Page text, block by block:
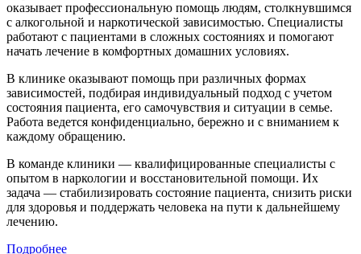
оказывает профессиональную помощь людям, столкнувшимся
с алкогольной и наркотической зависимостью. Специалисты
работают с пациентами в сложных состояниях и помогают
начать лечение в комфортных домашних условиях.
В клинике оказывают помощь при различных формах
зависимостей, подбирая индивидуальный подход с учетом
состояния пациента, его самочувствия и ситуации в семье.
Работа ведется конфиденциально, бережно и с вниманием к
каждому обращению.
В команде клиники — квалифицированные специалисты с
опытом в наркологии и восстановительной помощи. Их
задача — стабилизировать состояние пациента, снизить риски
для здоровья и поддержать человека на пути к дальнейшему
лечению.
Подробнее